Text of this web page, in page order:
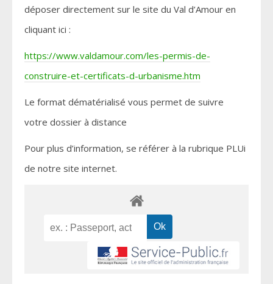
déposer directement sur le site du Val d’Amour en
cliquant ici :
https://www.valdamour.com/les-permis-de-
construire-et-certificats-d-urbanisme.htm
Le format dématérialisé vous permet de suivre
votre dossier à distance
Pour plus d’information, se référer à la rubrique PLUi
de notre site internet.